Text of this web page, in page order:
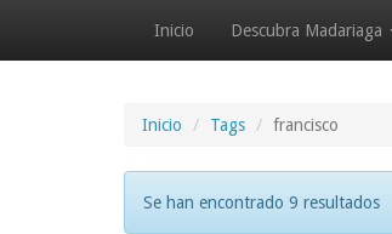
Inicio Descubra Madariaga
Inicio Tags francisco
Se han encontrado 9 resultados